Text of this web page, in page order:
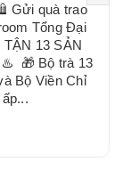
Gửi quà trao
Tổng Đại
13 SẢN
♨ 🎁 Bộ trà 13
Bộ Viền Chỉ